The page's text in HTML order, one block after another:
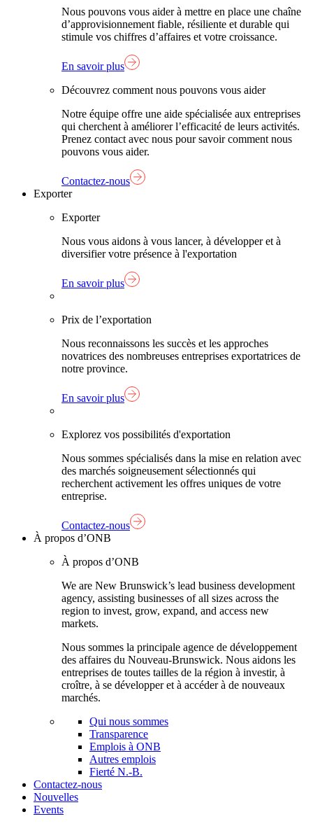
Nous pouvons vous aider à mettre en place une chaîne
d’approvisionnement fiable, résiliente et durable qui
stimule vos chiffres d’affaires et votre croissance.
En savoir plus
Découvrez comment nous pouvons vous aider
Notre équipe offre une aide spécialisée aux entreprises
qui cherchent à améliorer l’efficacité de leurs activités.
Prenez contact avec nous pour savoir comment nous
pouvons vous aider.
Contactez-nous
Exporter
Exporter
Nous vous aidons à vous lancer, à développer et à
diversifier votre présence à l'exportation
En savoir plus
Prix de l’exportation
Nous reconnaissons les succès et les approches
novatrices des nombreuses entreprises exportatrices de
notre province.
En savoir plus
Explorez vos possibilités d'exportation
Nous sommes spécialisés dans la mise en relation avec
des marchés soigneusement sélectionnés qui
recherchent activement les offres uniques de votre
entreprise.
Contactez-nous
À propos d’ONB
À propos d’ONB
We are New Brunswick’s lead business development
agency, assisting businesses of all sizes across the
region to invest, grow, expand, and access new
markets.
Nous sommes la principale agence de développement
des affaires du Nouveau-Brunswick. Nous aidons les
entreprises de toutes tailles de la région à investir, à
croître, à se développer et à accéder à de nouveaux
marchés.
Qui nous sommes
Transparence
Emplois à ONB
Autres emplois
Fierté N.-B.
Contactez-nous
Nouvelles
Events